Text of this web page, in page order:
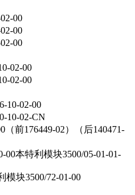
00
00
00
02-00
02-00
10-02-00
10-02-CN
前176449-02）（后140471-
00本特利模块3500/05-01-01-
模块3500/72-01-00